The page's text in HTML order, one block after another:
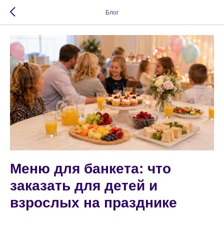
Блог
Меню для банкета: что
заказать для детей и
взрослых на празднике